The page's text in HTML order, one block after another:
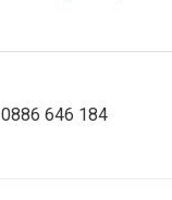
0886 646 184